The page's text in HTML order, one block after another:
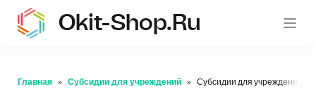
Okit-Shop.ru
Главная Субсидии для учреждений Субсидии для учреждений: